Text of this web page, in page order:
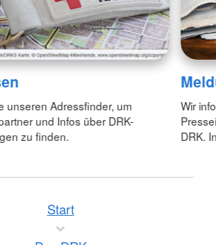
unseren Adressfinder, um
und Infos über DRK-
zu finden.
Wir
DRK.
Start